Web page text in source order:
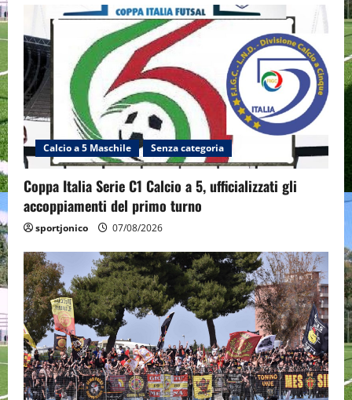
Calcio a 5 Maschile Senza categoria
Coppa Italia Serie C1 Calcio a 5, ufficializzati gli
accoppiamenti del primo turno
sportjonico 07/08/2026